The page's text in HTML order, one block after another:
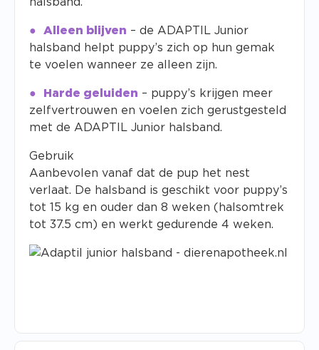
Alleen blijven – de ADAPTIL Junior
halsband helpt puppy’s zich op hun gemak
te voelen wanneer ze alleen zijn.
Harde geluiden – puppy’s krijgen meer
zelfvertrouwen en voelen zich gerustgesteld
met de ADAPTIL Junior halsband.
Gebruik
Aanbevolen vanaf dat de pup het nest
verlaat. De halsband is geschikt voor puppy’s
tot 15 kg en ouder dan 8 weken (halsomtrek
tot 37.5 cm) en werkt gedurende 4 weken.